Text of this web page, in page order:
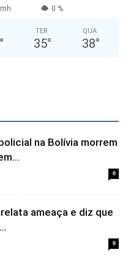
0 %
TER
35°
QUA
38°
na Bolívia morrem
0
ameaça e diz que
0